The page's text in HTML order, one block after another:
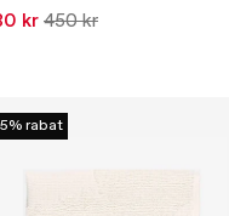
kr 450 kr
rabat